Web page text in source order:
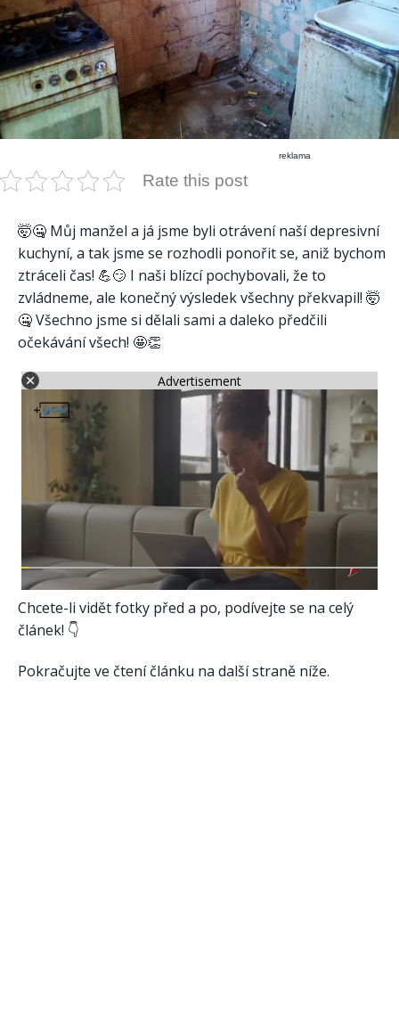
reklama
Rate this post
🤯🤐 Můj manžel a já jsme byli otrávení naší depresivní
kuchyní, a tak jsme se rozhodli ponořit se, aniž bychom
ztráceli čas! 💪😏 I naši blízcí pochybovali, že to
zvládneme, ale konečný výsledek všechny překvapil! 🤯
🤐 Všechno jsme si dělali sami a daleko předčili
očekávání všech! 🤩👏
Advertisement
Chcete-li vidět fotky před a po, podívejte se na celý
článek! 👇
Pokračujte ve čtení článku na další straně níže.